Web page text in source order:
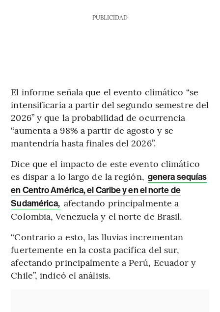
PUBLICIDAD
El informe señala que el evento climático “se
intensificaría a partir del segundo semestre del
2026” y que la probabilidad de ocurrencia
“aumenta a 98% a partir de agosto y se
mantendría hasta finales del 2026”.
Dice que el impacto de este evento climático
es dispar a lo largo de la región, genera sequías
en Centro América, el Caribe y en el norte de
Sudamérica, afectando principalmente a
Colombia, Venezuela y el norte de Brasil.
“Contrario a esto, las lluvias incrementan
fuertemente en la costa pacífica del sur,
afectando principalmente a Perú, Ecuador y
Chile”, indicó el análisis.